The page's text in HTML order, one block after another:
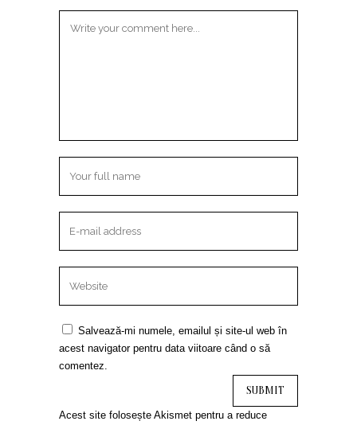
Salvează-mi numele, emailul și site-ul web în
acest navigator pentru data viitoare când o să
comentez.
Acest site folosește Akismet pentru a reduce